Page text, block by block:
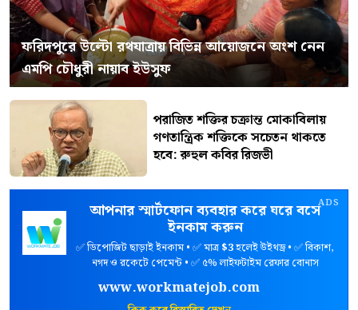
ফরিদপুরে উল্টো রথযাত্রায় বিভিন্ন আয়োজনে অংশ নেন
এমপি চৌধুরী নায়াব ইউসুফ
পরাজিত শক্তির চক্রান্ত মোকাবিলায়
গণতান্ত্রিক শক্তিকে সচেতন থাকতে
হবে: রুহুল কবির রিজভী
ADS
আপনার স্মার্টফোন ব্যবহার করে ঘরে বসে
ইনকাম করুন
✅ ডিপোজিট ছাড়াই ইনকাম • ✅ মাত্র$3হলেই উইথড্র • ✅ বিকাশ,
নগদ ও রকেটে পেমেন্ট • ✅ ৫% লাইফটাইম রেফার বোনাস
www.workmatejob.com